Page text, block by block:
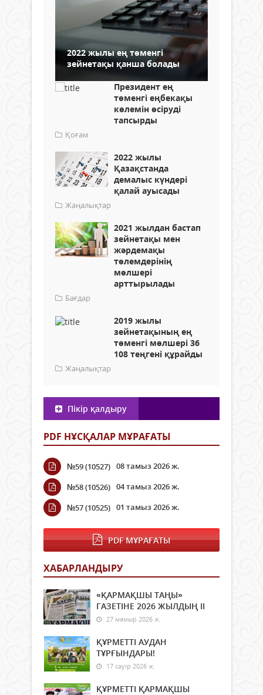
2022 жылы ең төменгі
зейнетақы қанша болады
Президент ең
төменгі еңбекақы
көлемін өсіруді
тапсырды
Қоғам
2022 жылы
Қазақстанда
демалыс күндері
қалай ауысады
Жаңалықтар
2021 жылдан бастап
зейнетақы мен
жәрдемақы
төлемдерінің
мөлшері
арттырылады
Бағдар
2019 жылы
зейнетақының ең
төменгі мөлшері 36
108 теңгені құрайды
Жаңалықтар
Пікір қалдыру
PDF НҰСҚАЛАР МҰРАҒАТЫ
№59 (10527) 08 тамыз 2026 ж.
№58 (10526) 04 тамыз 2026 ж.
№57 (10525) 01 тамыз 2026 ж.
PDF МҰРАҒАТЫ
ХАБАРЛАНДЫРУ
«ҚАРМАҚШЫ ТАҢЫ»
ГАЗЕТІНЕ 2026 ЖЫЛДЫҢ ІI
27 мамыр 2026 ж.
ҚҰРМЕТТІ АУДАН
ТҰРҒЫНДАРЫ!
17 сәуір 2026 ж.
ҚҰРМЕТТІ ҚАРМАҚШЫ